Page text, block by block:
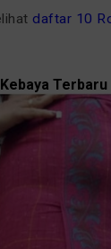
daftar 10
Terbaru